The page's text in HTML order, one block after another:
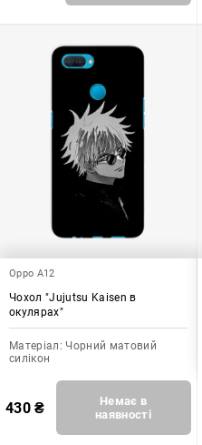
Oppo A12
Чохол "Jujutsu Kaisen в
окулярах"
Матеріал: Чорний матовий
силікон
430₴
Немає в
наявності